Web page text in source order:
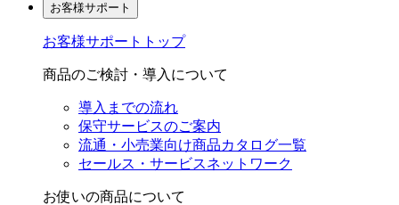
お客様サポート
お客様サポートトップ
商品のご検討・導入について
導入までの流れ
保守サービスのご案内
流通・小売業向け商品カタログ一覧
セールス・サービスネットワーク
お使いの商品について